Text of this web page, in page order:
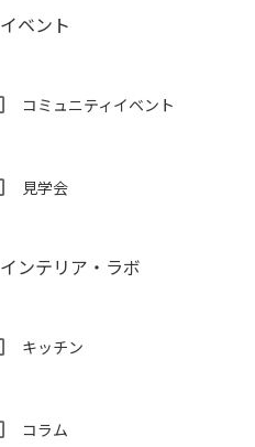
イベント
コミュニティイベント
見学会
インテリア・ラボ
キッチン
コラム